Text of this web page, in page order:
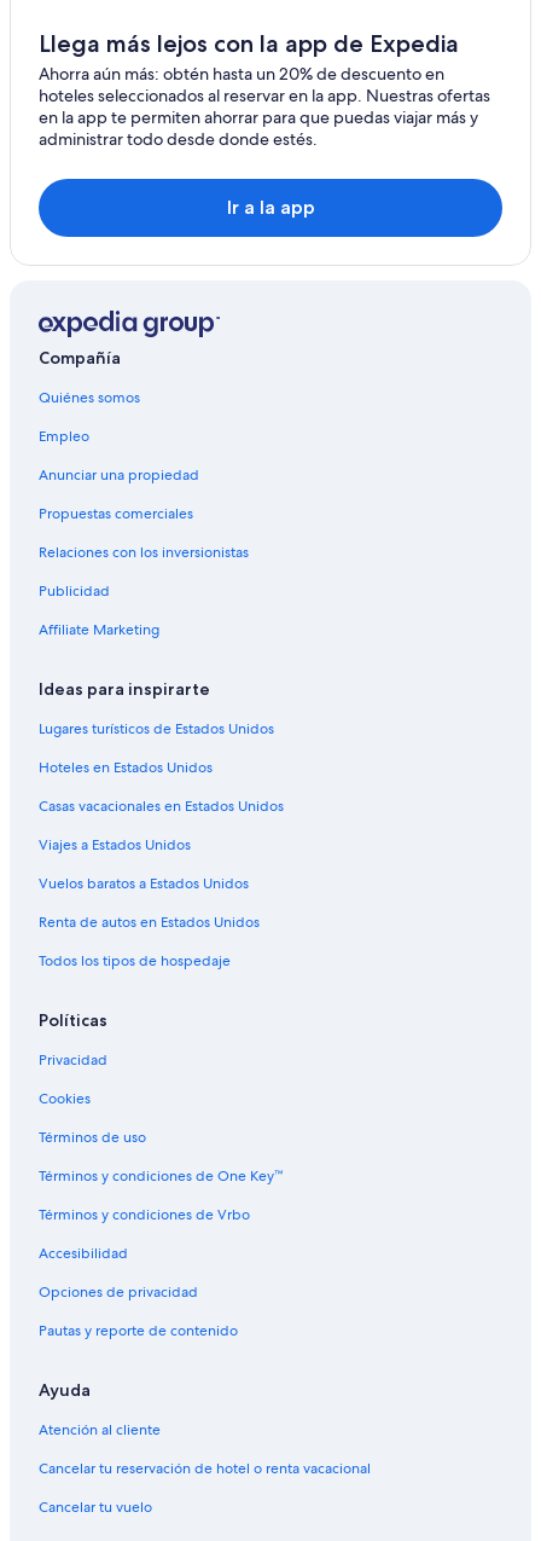
Llega más lejos con la app de Expedia
Ahorra aún más: obtén hasta un 20% de descuento en
hoteles seleccionados al reservar en la app. Nuestras ofertas
en la app te permiten ahorrar para que puedas viajar más y
administrar todo desde donde estés.
Ir a la app
Compañía
Quiénes somos
Empleo
Anunciar una propiedad
Propuestas comerciales
Relaciones con los inversionistas
Publicidad
Affiliate Marketing
Ideas para inspirarte
Lugares turísticos de Estados Unidos
Hoteles en Estados Unidos
Casas vacacionales en Estados Unidos
Viajes a Estados Unidos
Vuelos baratos a Estados Unidos
Renta de autos en Estados Unidos
Todos los tipos de hospedaje
Políticas
Privacidad
Cookies
Términos de uso
Términos y condiciones de One Key™
Términos y condiciones de Vrbo
Accesibilidad
Opciones de privacidad
Pautas y reporte de contenido
Ayuda
Atención al cliente
Cancelar tu reservación de hotel o renta vacacional
Cancelar tu vuelo